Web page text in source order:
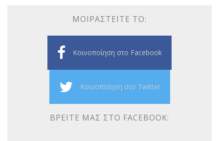
ΜΟΙΡΑΣΤΕΊΤΕ ΤΟ:
Κοινοποίηση στο Facebook
Κοινοποίηση στο Twitter
ΒΡΕΊΤΕ ΜΑΣ ΣΤΟ FACEBOOK: